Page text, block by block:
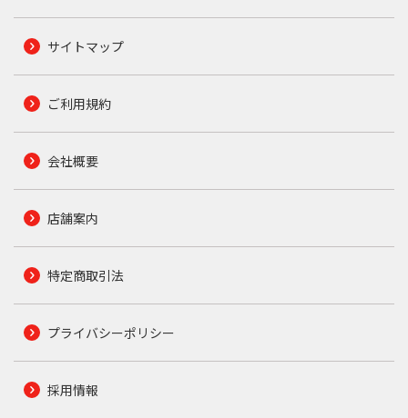
サイトマップ
ご利用規約
会社概要
店舗案内
特定商取引法
プライバシーポリシー
採用情報